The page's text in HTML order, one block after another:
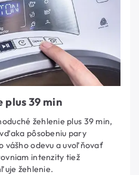
plus 39 min
žehlenie plus 39 min,
pôsobeniu pary
vášho odevu a uvoľňovať
intenzity tiež
žehlenie.